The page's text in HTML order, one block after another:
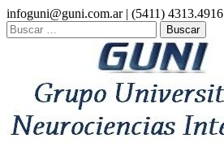
Skip
to
content
infoguni@guni.com.ar | (5411) 4313.4916
Buscar: